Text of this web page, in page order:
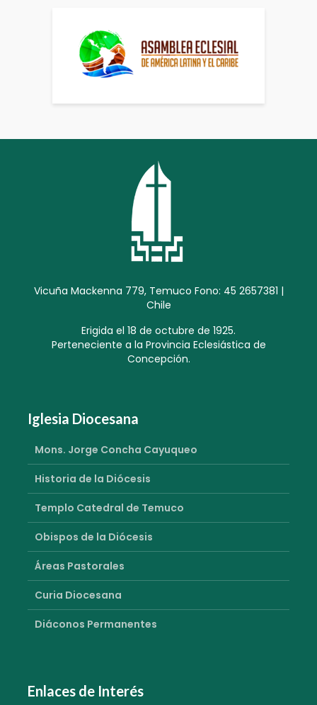
Vicuña Mackenna 779, Temuco Fono: 45 2657381 |
Chile
Erigida el 18 de octubre de 1925.
Perteneciente a la Provincia Eclesiástica de
Concepción.
Iglesia Diocesana
Mons. Jorge Concha Cayuqueo
Historia de la Diócesis
Templo Catedral de Temuco
Obispos de la Diócesis
Áreas Pastorales
Curia Diocesana
Diáconos Permanentes
Enlaces de Interés